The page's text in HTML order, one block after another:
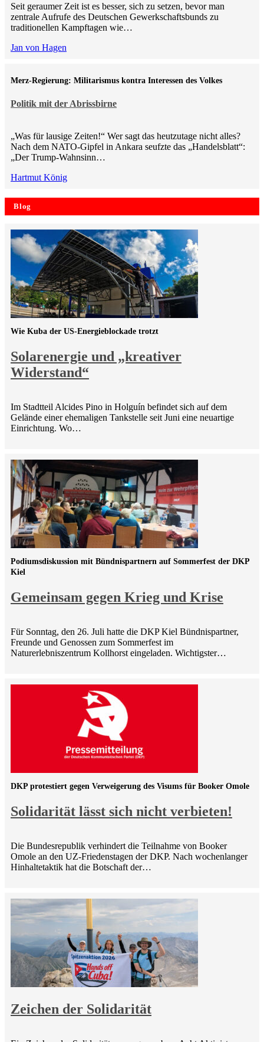
Seit geraumer Zeit ist es besser, sich zu setzen, bevor man
zentrale Aufrufe des Deutschen Gewerkschaftsbunds zu
traditionellen Kampftagen wie…
Jan von Hagen
Politik mit der Abrissbirne
Merz-Regierung: Militarismus kontra Inte­ressen des Volkes
„Was für lausige Zeiten!“ Wer sagt das heutzutage nicht alles?
Nach dem NATO-Gipfel in Ankara seufzte das „Handelsblatt“:
„Der Trump-Wahnsinn…
Hartmut König
Blog
Solarenergie und „kreativer
Widerstand“
Wie Kuba der US-Energieblockade trotzt
Im Stadtteil Alcides Pino in Holguín befindet sich auf dem
Gelände einer ehemaligen Tankstelle seit Juni eine neuartige
Einrichtung. Wo…
Gemeinsam gegen Krieg und Krise
Podiumsdiskussion mit Bündnispartnern auf Sommerfest der DKP
Kiel
Für Sonntag, den 26. Juli hatte die DKP Kiel Bündnispartner,
Freunde und Genossen zum Sommerfest im
Naturerlebniszentrum Kollhorst eingeladen. Wichtigster…
Solidarität lässt sich nicht verbieten!
DKP protestiert gegen Verweigerung des Visums für Booker Omole
Die Bundesrepublik verhindert die Teilnahme von Booker
Omole an den UZ-Friedenstagen der DKP. Nach wochenlanger
Hinhaltetaktik hat die Botschaft der…
Zeichen der Solidarität